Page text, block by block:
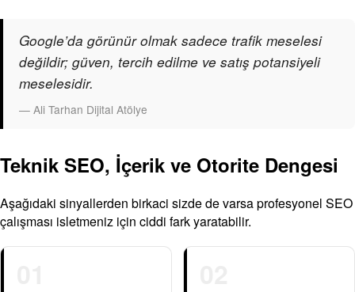
Google’da görünür olmak sadece trafik meselesi
değildir; güven, tercih edilme ve satış potansiyeli
meselesidir.
— Ali Tarhan Dijital Atölye
Teknik SEO, İçerik ve Otorite Dengesi
Aşağıdaki sinyallerden birkaci sizde de varsa profesyonel SEO
çalışması isletmeniz için ciddi fark yaratabilir.